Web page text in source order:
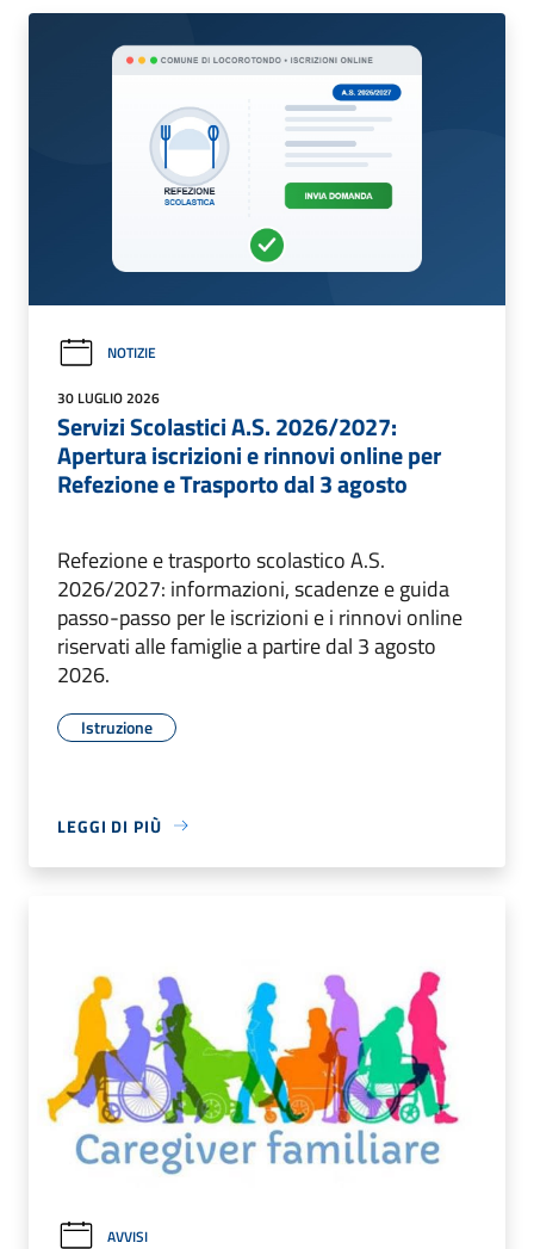
NOTIZIE
30 LUGLIO 2026
Servizi Scolastici A.S. 2026/2027:
Apertura iscrizioni e rinnovi online per
Refezione e Trasporto dal 3 agosto
Refezione e trasporto scolastico A.S.
2026/2027: informazioni, scadenze e guida
passo-passo per le iscrizioni e i rinnovi online
riservati alle famiglie a partire dal 3 agosto
2026.
Istruzione
LEGGI DI PIÙ
AVVISI